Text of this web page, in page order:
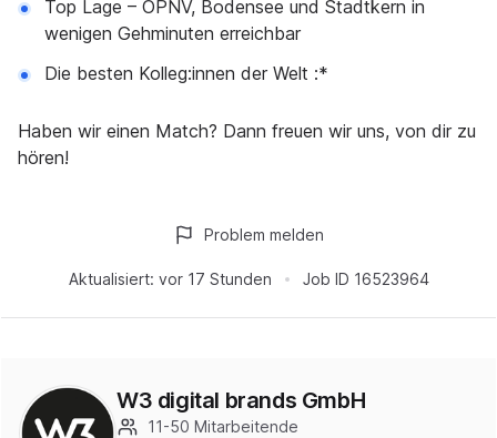
Top Lage – ÖPNV, Bodensee und Stadtkern in
wenigen Gehminuten erreichbar
Die besten Kolleg:innen der Welt :*
Haben wir einen Match? Dann freuen wir uns, von dir zu
hören!
Aktualisiert: vor 17 Stunden Job ID 16523964
Problem melden
W3 digital brands GmbH
11-50 Mitarbeitende